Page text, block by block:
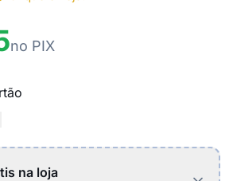
no PIX
na loja